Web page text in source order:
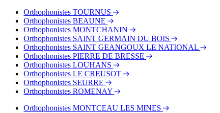
Orthophonistes TOURNUS
Orthophonistes BEAUNE
Orthophonistes MONTCHANIN
Orthophonistes SAINT GERMAIN DU BOIS
Orthophonistes SAINT GEANGOUX LE NATIONAL
Orthophonistes PIERRE DE BRESSE
Orthophonistes LOUHANS
Orthophonistes LE CREUSOT
Orthophonistes SEURRE
Orthophonistes ROMENAY
Orthophonistes MONTCEAU LES MINES